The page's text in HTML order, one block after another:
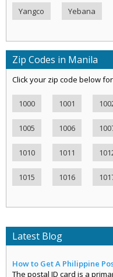
Yangco Yebana
Zip Codes in Manila
Click your zip code below
1000 1001
1005 1006
1010 1011
1015 1016
Latest Blog
How to Get A Philippine
The postal ID card is a